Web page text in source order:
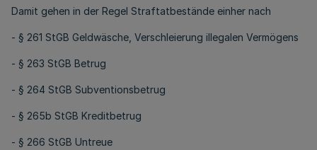
Damit gehen in der Regel Straftatbestände einher nach
- § 261 StGB Geldwäsche, Verschleierung illegalen Vermögens
- § 263 StGB Betrug
- § 264 StGB Subventionsbetrug
- § 265b StGB Kreditbetrug
- § 266 StGB Untreue